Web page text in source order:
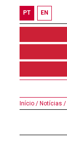
PT EN
Início / Notícias /